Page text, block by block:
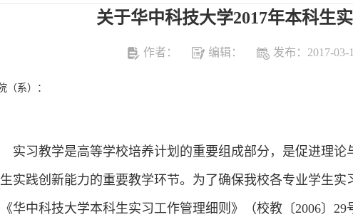
关于华中科技大学2017年本科生
作者： 编辑： 发布：2017-03-
（系）：
实习教学是高等学校培养计划的重要组成部分，是促进理论
实践创新能力的重要教学环节。为了确保我校各专业学生实
华中科技大学本科生实习工作管理细则》（校教〔2006〕29